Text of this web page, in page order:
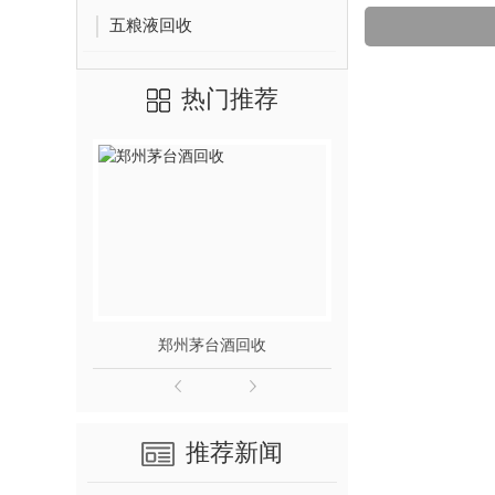
五粮液回收
热门推荐
郑州茅台酒回收
推荐新闻